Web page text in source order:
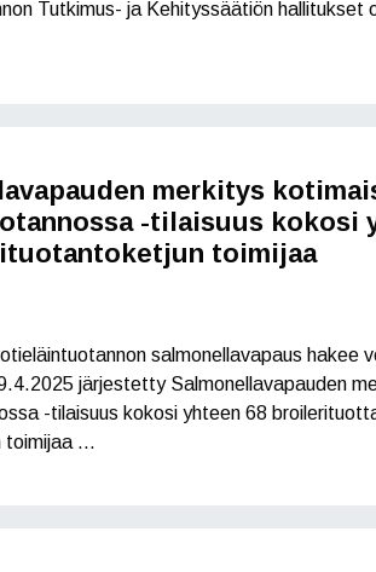
Tutkimus- ja Kehityssäätiön
merkitys
-tilaisuus kokosi
toimijaa
salmonellavapaus hakee
järjestetty Salmonellavapauden
-tilaisuus kokosi yhteen 68
toimijaa …